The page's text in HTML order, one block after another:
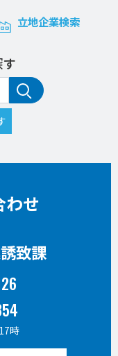
立地企業検索
わせ
致課
時